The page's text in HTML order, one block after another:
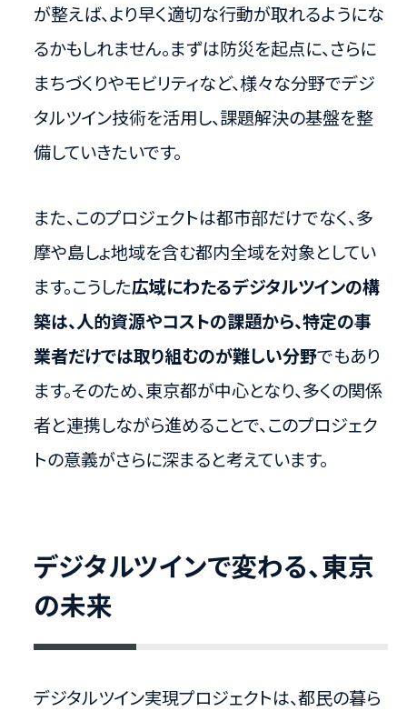
が整えば、より早く適切な行動が取れるようにな
るかもしれません。まずは防災を起点に、さらに
まちづくりやモビリティなど、様々な分野でデジ
タルツイン技術を活用し、課題解決の基盤を整
備していきたいです。
また、このプロジェクトは都市部だけでなく、多
摩や島しょ地域を含む都内全域を対象としてい
ます。こうした広域にわたるデジタルツインの構
築は、人的資源やコストの課題から、特定の事
業者だけでは取り組むのが難しい分野でもあり
ます。そのため、東京都が中心となり、多くの関係
者と連携しながら進めることで、このプロジェク
トの意義がさらに深まると考えています。
デジタルツインで変わる、東京
の未来
デジタルツイン実現プロジェクトは、都民の暮ら